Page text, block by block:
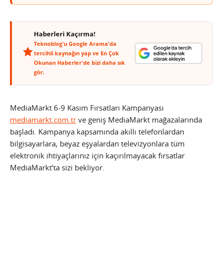
Haberleri Kaçırma!
Teknoblog'u Google Arama'da
tercihli kaynağın yap ve En Çok
Okunan Haberler'de bizi daha sık
gör.
MediaMarkt 6-9 Kasım Fırsatları Kampanyası
mediamarkt.com.tr ve geniş MediaMarkt mağazalarında
başladı. Kampanya kapsamında akıllı telefonlardan
bilgisayarlara, beyaz eşyalardan televizyonlara tüm
elektronik ihtiyaçlarınız için kaçırılmayacak fırsatlar
MediaMarkt’ta sizi bekliyor.